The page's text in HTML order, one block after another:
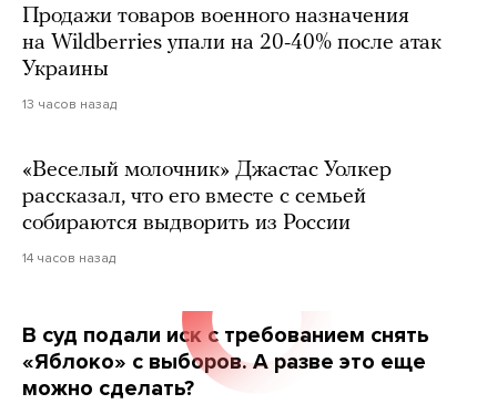
Продажи товаров военного назначения
на Wildberries упали на 20-40% после атак
Украины
13 часов назад
«Веселый молочник» Джастас Уолкер
рассказал, что его вместе с семьей
собираются выдворить из России
14 часов назад
В суд подали иск с требованием снять
«Яблоко» с выборов. А разве это еще
можно сделать?